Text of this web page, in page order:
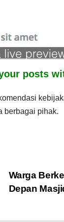
posts
berbagai pihak.
Warga
Depan